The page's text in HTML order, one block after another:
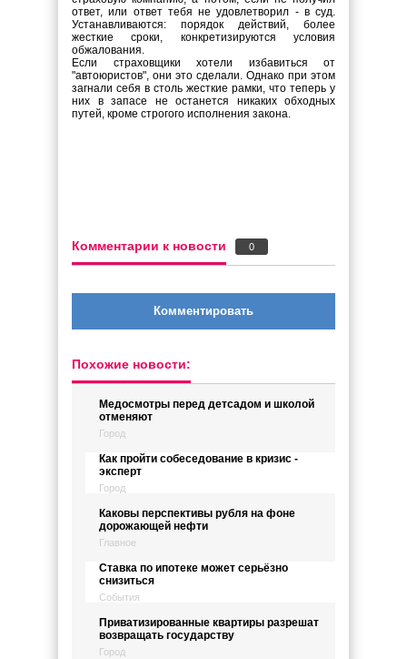
ответ, или ответ тебя не удовлетворил - в суд.
Устанавливаются: порядок действий, более
жесткие сроки, конкретизируются условия
обжалования.
Если страховщики хотели избавиться от
"автоюристов", они это сделали. Однако при этом
загнали себя в столь жесткие рамки, что теперь у
них в запасе не останется никаких обходных
путей, кроме строгого исполнения закона.
Комментарии к новости 0
Комментировать
Похожие новости:
Медосмотры перед детсадом и школой
отменяют
Город
Как пройти собеседование в кризис -
эксперт
Город
Каковы перспективы рубля на фоне
дорожающей нефти
Главное
Ставка по ипотеке может серьёзно
снизиться
События
Приватизированные квартиры разрешат
возвращать государству
Город